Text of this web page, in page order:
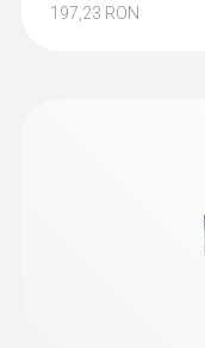
avea un efect
197,23 RON